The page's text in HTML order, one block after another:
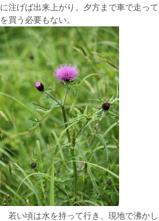
に注げば出来上がり。夕方まで車で走っ
を買う必要もない。
若い頃は水を持って行き、現地で沸か